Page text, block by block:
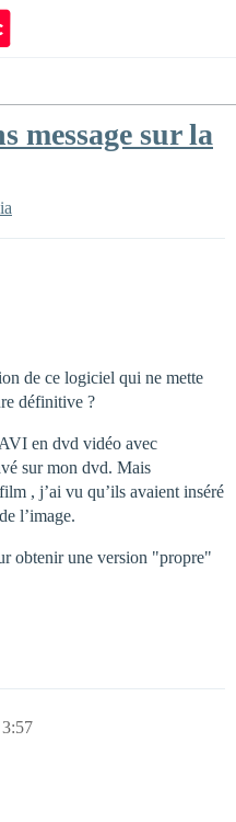
message sur la
de ce logiciel qui ne mette
définitive ?
en dvd vidéo avec
sur mon dvd. Mais
, j’ai vu qu’ils avaient inséré
l’image.
obtenir une version "propre"